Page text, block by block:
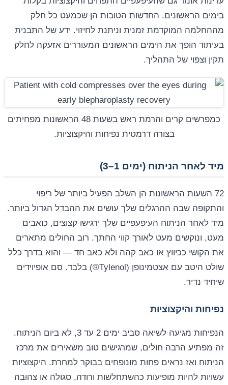
בימים הראשונים. החדשות הטובות הן שכמעט כל חלק
מההחלמה המוקדמת זמנית וניתנת לחיזוי. ידע של התבנית
בעיתוד הופך את הימים הראשונים המעוררים אזעקה לחלק
תקין וצפוי של התהליך.
כמפרשים קרים והרמת ראש בשעות 48 הראשונות מפחיתים
בצורה דרמטית נפיחות והיקצוציות.
מיד לאחר הניתוח (ימים 1–3)
72 השעות הראשונות הן השלב הפעיל ביותר של ריפוי
והתקופה שבה ההרגלים שלך עושים את ההבדל הגדול ביותר.
מיד לאחר הניתוח העיפעפיים שלך ירגישו קצוצים, כואבים
מעט, ונוקשים מעט לאורך קווי החתך. רוב החולים מתארים
את הקושי ככיווץ או כאב קהה ולא כאב חד — והוא בדרך כלל
שולט היטב עם אצטמינופן (Tylenol®) בלבד. סם אופיוידים
שיחיד נדיר.
נפיחות והיקצוציות
הנפיחות מגיעה לשיאה סביב ימים 2 עד 3, לא ביום הניתוח.
זה מפתיע הרבה חולים, שמרגישים טוב משאירים את מרכז
הניתוח ואז נראים פחות מונופחים בבוקר למחרת. היקצוציות
עשויות להיות מופיעות כהשתחלשות ורודה, סגולה או צהובה